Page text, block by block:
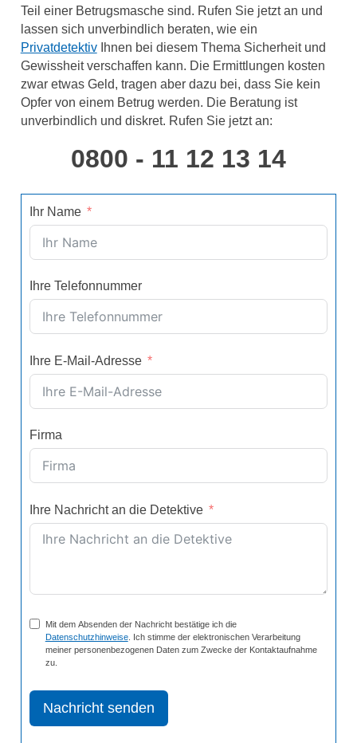
Teil einer Betrugsmasche sind. Rufen Sie jetzt an und
lassen sich unverbindlich beraten, wie ein
PrivatdetektivIhnen bei diesem Thema Sicherheit und
Gewissheit verschaffen kann. Die Ermittlungen kosten
zwar etwas Geld, tragen aber dazu bei, dass Sie kein
Opfer von einem Betrug werden. Die Beratung ist
unverbindlich und diskret. Rufen Sie jetzt an:
0800 - 11 12 13 14
Ihr Name
Ihre Telefonnummer
Ihre E-Mail-Adresse
Firma
Ihre Nachricht an die Detektive
Mit dem Absenden der Nachricht bestätige ich die
Datenschutzhinweise. Ich stimme der elektronischen Verarbeitung
meiner personenbezogenen Daten zum Zwecke der Kontaktaufnahme
zu.
Nachricht senden